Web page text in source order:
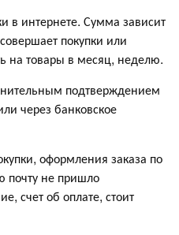
в интернете. Сумма зависит
покупки или
на товары в месяц, неделю.
подтверждением
через банковское
оформления заказа по
почту не пришло
счет об оплате, стоит